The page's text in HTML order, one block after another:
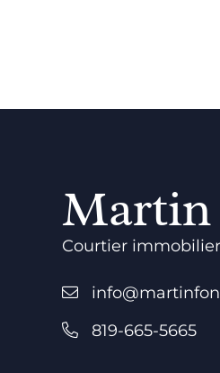
Martin
Courtier
819-665-5665